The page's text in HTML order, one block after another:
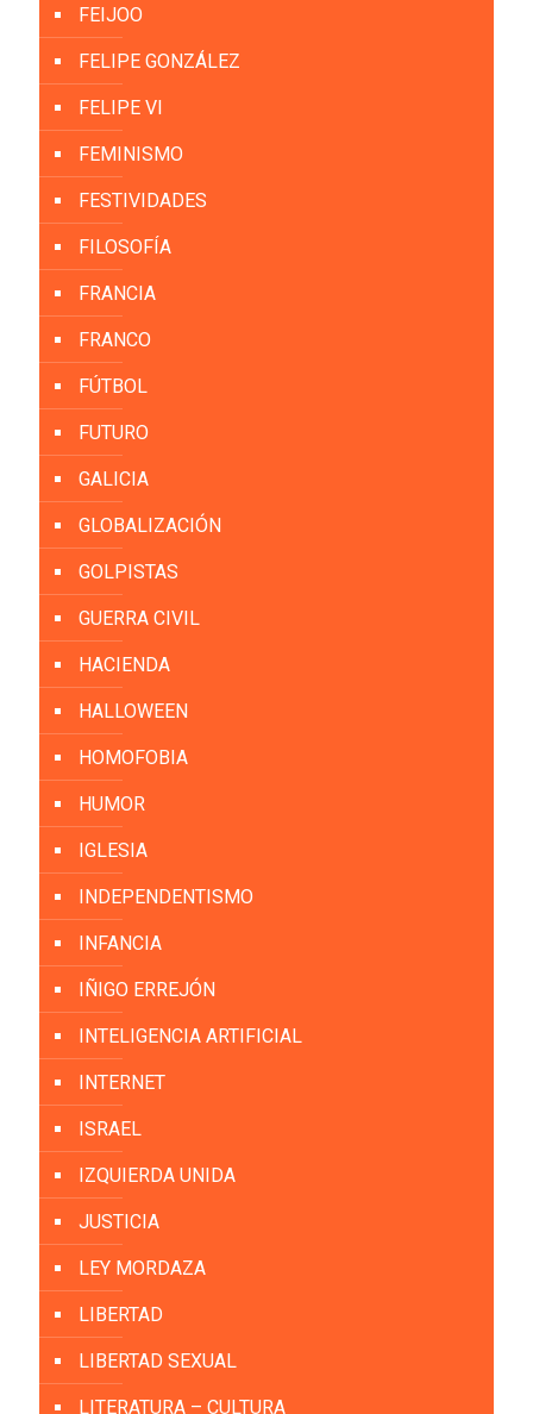
FEIJOO
FELIPE GONZÁLEZ
FELIPE VI
FEMINISMO
FESTIVIDADES
FILOSOFÍA
FRANCIA
FRANCO
FÚTBOL
FUTURO
GALICIA
GLOBALIZACIÓN
GOLPISTAS
GUERRA CIVIL
HACIENDA
HALLOWEEN
HOMOFOBIA
HUMOR
IGLESIA
INDEPENDENTISMO
INFANCIA
IÑIGO ERREJÓN
INTELIGENCIA ARTIFICIAL
INTERNET
ISRAEL
IZQUIERDA UNIDA
JUSTICIA
LEY MORDAZA
LIBERTAD
LIBERTAD SEXUAL
LITERATURA – CULTURA